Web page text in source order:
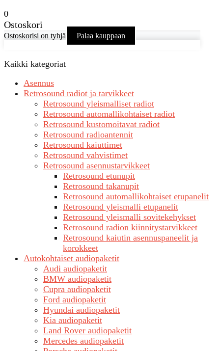
0
Ostoskori
Ostoskorisi on tyhjä Palaa kauppaan
Kaikki kategoriat
Asennus
Retrosound radiot ja tarvikkeet
Retrosound yleismalliset radiot
Retrosound automallikohtaiset radiot
Retrosound kustomoitavat radiot
Retrosound radioantennit
Retrosound kaiuttimet
Retrosound vahvistimet
Retrosound asennustarvikkeet
Retrosound etunupit
Retrosound takanupit
Retrosound automallikohtaiset etupanelit
Retrosound yleismalli etupanelit
Retrosound yleismalli sovitekehykset
Retrosound radion kiinnitystarvikkeet
Retrosound kaiutin asennuspaneelit ja
korokkeet
Autokohtaiset audiopaketit
Audi audiopaketit
BMW audiopaketit
Cupra audiopaketit
Ford audiopaketit
Hyundai audiopaketit
Kia audiopaketit
Land Rover audiopaketit
Mercedes audiopaketit